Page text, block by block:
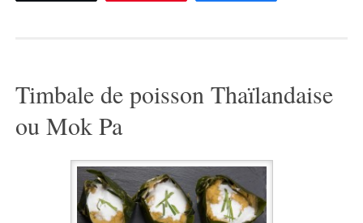
Timbale de poisson Thaïlandaise
ou Mok Pa